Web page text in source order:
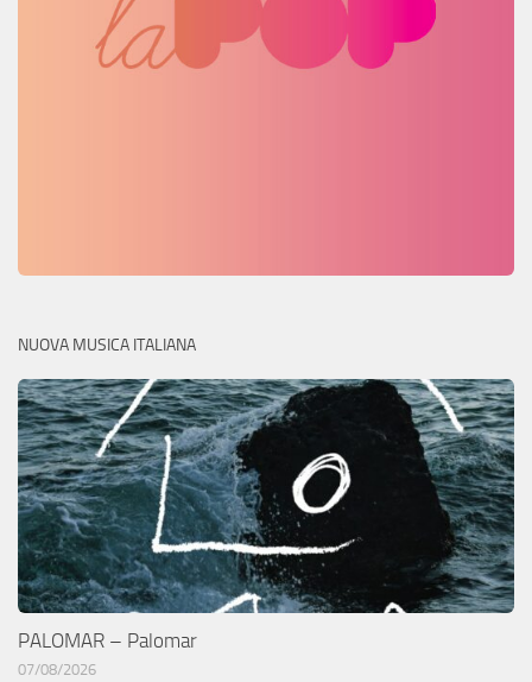
NUOVA MUSICA ITALIANA
PALOMAR – Palomar
07/08/2026